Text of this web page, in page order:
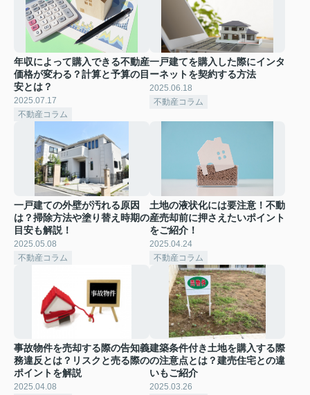
年収によって購入できる不動産
価格が変わる？計算と予算の目
安とは？
2025.07.17
不動産コラム
一戸建てを購入した際にインタ
ーネットを契約する方法
2025.06.18
不動産コラム
一戸建ての外壁が汚れる原因
は？掃除方法や塗り替え時期の
目安も解説！
2025.05.08
不動産コラム
土地の液状化には要注意！不動
産売却前に押さえたいポイント
をご紹介！
2025.04.24
不動産コラム
事故物件を売却する際の告知義
務違反とは？リスクと売る際の
ポイントを解説
2025.04.08
建築条件付き土地を購入する際
の注意点とは？建売住宅との違
いもご紹介
2025.03.26